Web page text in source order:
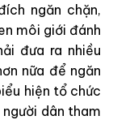
ngăn chặn,
môi giới đánh
đưa ra nhiều
nữa để ngăn
hiện tổ chức
dân tham